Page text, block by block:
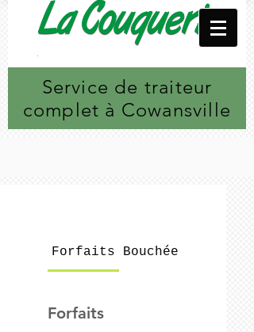
Service de traiteur
complet à Cowansville
Forfaits Bouchées
Forfaits